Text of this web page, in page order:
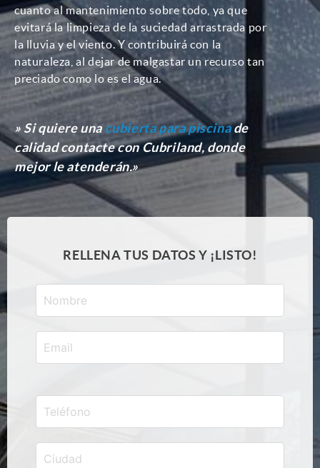
cuanto al mantenimiento sobre todo, ya que
evitará la limpieza de la suciedad arrastrada por
la lluvia y el viento. Y contribuirá con la
naturaleza, al dejar de malgastar un recurso tan
preciado como lo es el agua.
» Si quiere una cubierta para piscinade
calidad contacte con Cubriland, donde
mejor le atenderán.»
RELLENA TUS DATOS Y ¡LISTO!